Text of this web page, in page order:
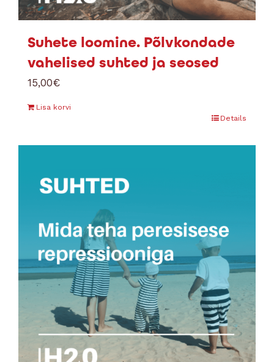
Suhete loomine. Põlvkondade
vahelised suhted ja seosed
15,00€
Lisa korvi
Details